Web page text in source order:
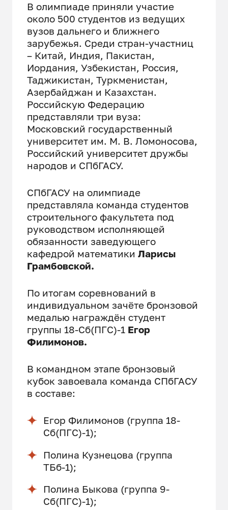
В олимпиаде приняли участие
около 500 студентов из ведущих
вузов дальнего и ближнего
зарубежья. Среди стран-участниц
– Китай, Индия, Пакистан,
Иордания, Узбекистан, Россия,
Таджикистан, Туркменистан,
Азербайджан и Казахстан.
Российскую Федерацию
представляли три вуза:
Московский государственный
университет им. М. В. Ломоносова,
Российский университет дружбы
народов и СПбГАСУ.
СПбГАСУ на олимпиаде
представляла команда студентов
строительного факультета под
руководством исполняющей
обязанности заведующего
кафедрой математикиЛарисы
Грамбовской.
По итогам соревнований в
индивидуальном зачёте бронзовой
медалью награждён студент
группы 18-Сб(ПГС)-1 Егор
Филимонов.
В командном этапе бронзовый
кубок завоевала команда СПбГАСУ
в составе:
Егор Филимонов (группа 18-
Сб(ПГС)-1);
Полина Кузнецова (группа
ТБб-1);
Полина Быкова (группа 9-
Сб(ПГС)-1);